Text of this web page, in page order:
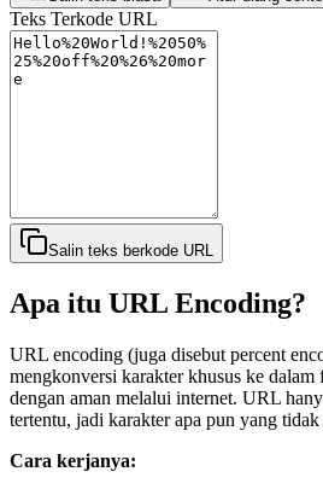
Teks Terkode URL
Salin teks berkode URL
Apa itu URL Encoding?
URL encoding (juga disebut percent
mengkonversi karakter khusus ke
dengan aman melalui internet. URL
tertentu, jadi karakter apa pun yang
Cara kerjanya: